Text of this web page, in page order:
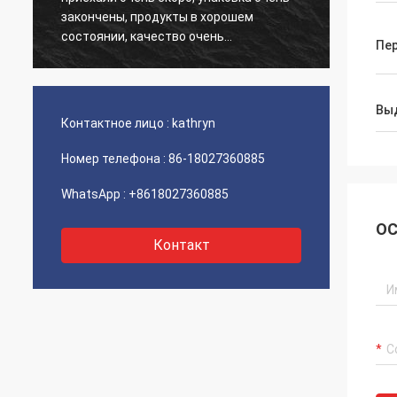
закончены, продукты в хорошем
состоянии, качество очень
гарантированы, цена продукта и
Контактное лицо : kathryn
Номер телефона : 86-18027360885
WhatsApp : +8618027360885
Контакт